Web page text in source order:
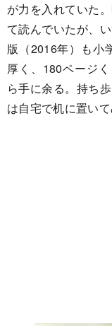
が力を入れていた
て読んでいたが、
版（2016年）も小
厚く、180ページ
ら手に余る。持ち
は自宅で机に置い